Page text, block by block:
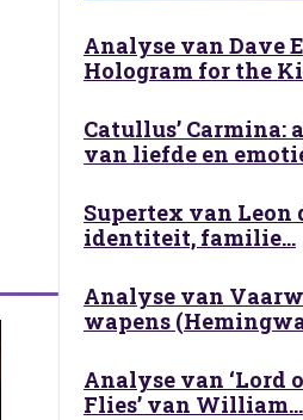
Analyse van Dave
Hologram for the
Catullus’ Carmina:
van liefde en
Supertex van Leon
identiteit, familie...
Analyse van
wapens
Analyse van ‘Lord
Flies’ van William...